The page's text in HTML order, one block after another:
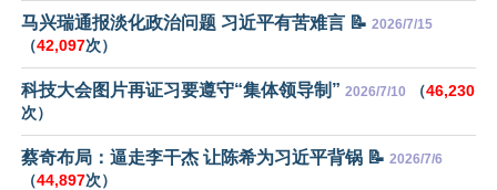
马兴瑞通报淡化政治问题 习近平有苦难言 📝 2026/7/15
（42,097次）
科技大会图片再证习要遵守“集体领导制” 2026/7/10 （46,230
次）
蔡奇布局：逼走李干杰 让陈希为习近平背锅 📝 2026/7/6
（44,897次）